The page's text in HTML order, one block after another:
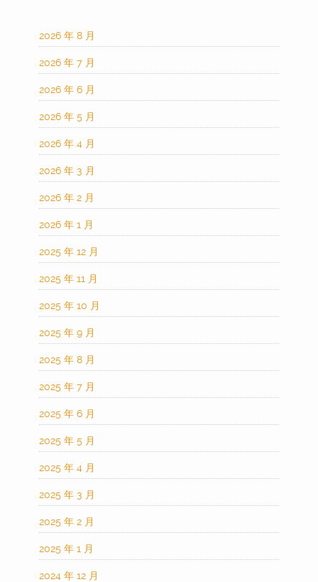
2026 年 8 月
2026 年 7 月
2026 年 6 月
2026 年 5 月
2026 年 4 月
2026 年 3 月
2026 年 2 月
2026 年 1 月
2025 年 12 月
2025 年 11 月
2025 年 10 月
2025 年 9 月
2025 年 8 月
2025 年 7 月
2025 年 6 月
2025 年 5 月
2025 年 4 月
2025 年 3 月
2025 年 2 月
2025 年 1 月
2024 年 12 月